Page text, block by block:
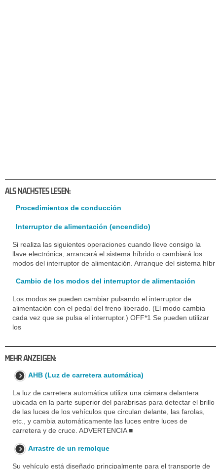
ALS NACHSTES LESEN:
Procedimientos de conducción
Interruptor de alimentación (encendido)
Si realiza las siguientes operaciones cuando lleve consigo la
llave electrónica, arrancará el sistema híbrido o cambiará los
modos del interruptor de alimentación. Arranque del sistema híbr
Cambio de los modos del interruptor de alimentación
Los modos se pueden cambiar pulsando el interruptor de
alimentación con el pedal del freno liberado. (El modo cambia
cada vez que se pulsa el interruptor.) OFF*1 Se pueden utilizar
los
MEHR ANZEIGEN:
AHB (Luz de carretera automática)
La luz de carretera automática utiliza una cámara delantera
ubicada en la parte superior del parabrisas para detectar el brillo
de las luces de los vehículos que circulan delante, las farolas,
etc., y cambia automáticamente las luces entre luces de
carretera y de cruce. ADVERTENCIA ■
Arrastre de un remolque
Su vehículo está diseñado principalmente para el transporte de